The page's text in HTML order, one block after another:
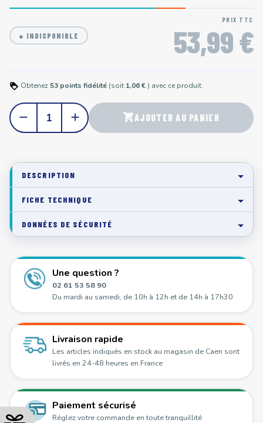
● INDISPONIBLE
PRIX TTC
53,99 €
Obtenez53 points fidélité (soit 1,06 € ) avec ce produit.
remove add shopping_cartAJOUTER AU PANIER
DESCRIPTION
FICHE TECHNIQUE
DONNÉES DE SÉCURITÉ
Une question ?
02 61 53 58 90
Du mardi au samedi, de 10h à 12h et de 14h à 17h30
Livraison rapide
Les articles indiqués en stock au magasin de Caen sont
livrés en 24-48 heures en France
Paiement sécurisé
Réglez votre commande en toute tranquillité